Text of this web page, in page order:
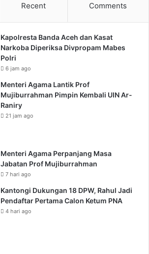
Recent Comments
Kapolresta Banda Aceh dan Kasat
Narkoba Diperiksa Divpropam Mabes
Polri
6 jam ago
Menteri Agama Lantik Prof
Mujiburrahman Pimpin Kembali UIN Ar-
Raniry
21 jam ago
Menteri Agama Perpanjang Masa
Jabatan Prof Mujiburrahman
7 hari ago
Kantongi Dukungan 18 DPW, Rahul Jadi
Pendaftar Pertama Calon Ketum PNA
4 hari ago